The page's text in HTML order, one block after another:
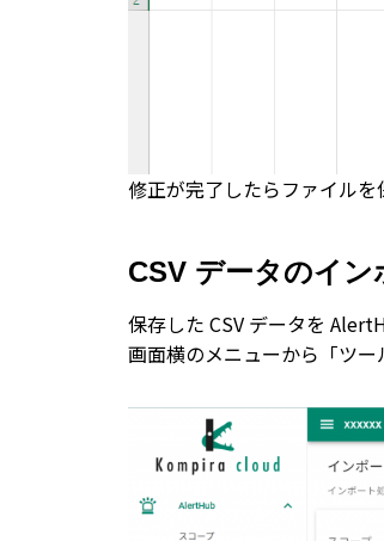
修正が完了したらファイルを
CSV データのイン
保存した CSV データを
画面横のメニューから「ツー